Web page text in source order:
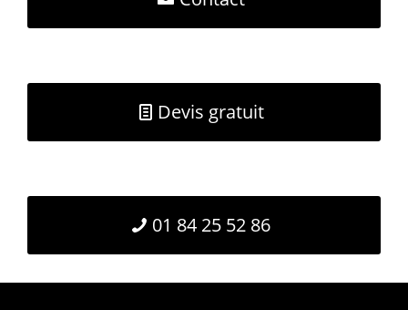
Devis gratuit
01 84 25 52 86